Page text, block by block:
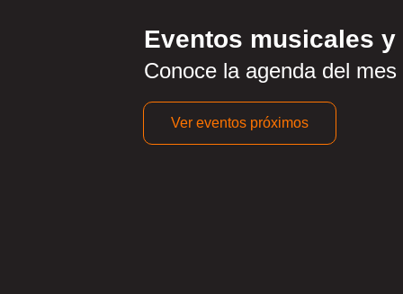
Eventos musicales
Conoce la agenda del mes
Ver eventos próximos
Conozca los beneficios
Más información